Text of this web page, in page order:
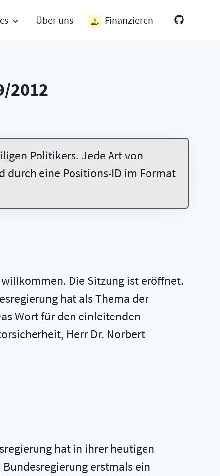
Über uns Finanzieren
2012
Politikers. Jede Art von
durch eine Positions-ID im Format
Die Sitzung ist eröffnet.
hat als Thema der
Wort für den einleitenden
Herr Dr. Norbert
hat in ihrer heutigen
erstmals ein